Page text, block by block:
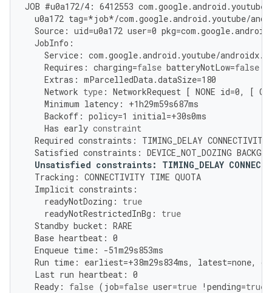
JOB #u0a172/4 : 6412553 com .google.android .youtube
u0a172 tag=*job*/com .google.android .youtube/
Source : uid=u0a172 user=0 pkg=com .google.android
JobInfo :
Service : com .google.android .youtube/androidx.
Requires : charging=false batteryNotLow=false
Extras : mParcelledData.dataSize=180
Network type : NetworkRequest [ NONE id=0, [
Minimum latency : +1h29m59s687ms
Backoff : policy=1 initial=+30s0ms
Has early constraint
Required constraints : TIMING_DELAY CONNECTIVITY
Satisfied constraints : DEVICE_NOT_DOZING
Unsatisfied constraints: TIMING_DELAY
Tracking : CONNECTIVITY TIME QUOTA
Implicit constraints :
readyNotDozing :
true
readyNotRestrictedInBg :
true
Standby bucket : RARE
Base heartbeat : 0
Enqueue time : -51m29s853ms
Run time : earliest=+38m29s834ms, latest=none,
Last run heartbeat : 0
Ready : false ( job=false user=true ! pending=true